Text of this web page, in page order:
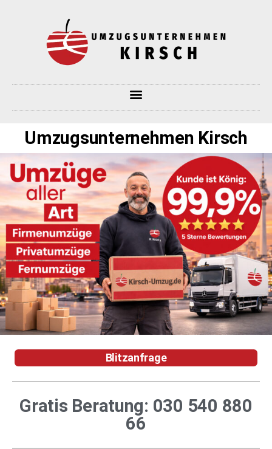
Umzugsunternehmen Kirsch
Blitzanfrage
Gratis Beratung: 030 540 880
66